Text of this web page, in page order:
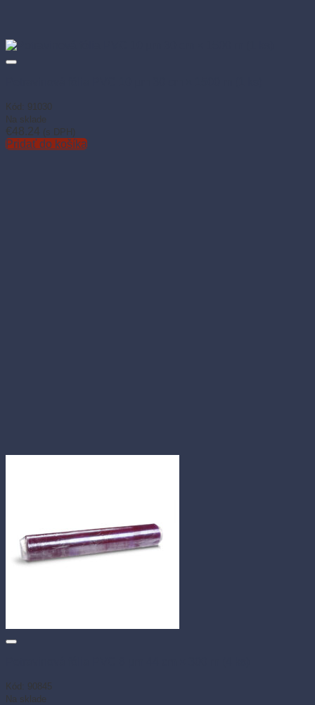
Kód: 91030
Na sklade
€48.24 (s DPH)
Pridať do košíka
Kód: 90845
Na sklade